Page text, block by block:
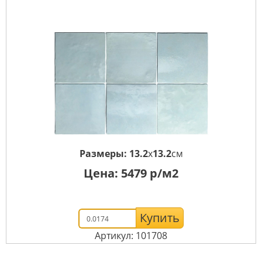
Размеры: 13.2x13.2см
Цена: 5479 р/м2
Купить
Артикул: 101708